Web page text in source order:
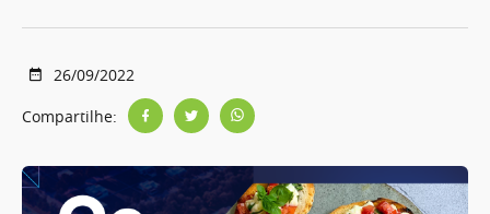
26/09/2022
Compartilhe: